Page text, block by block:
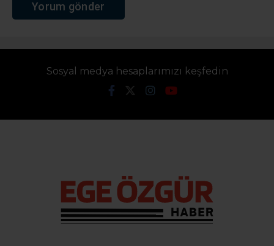
Sosyal medya hesaplarımızı keşfedin